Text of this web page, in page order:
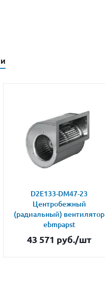
D2E133-DM47-23
Центробежный
(радиальный) вентилятор
ebmpapst
43 571 руб./шт